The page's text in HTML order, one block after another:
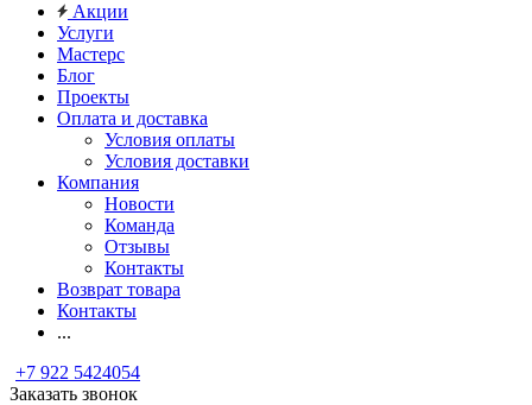
Акции
Услуги
Мастерс
Блог
Проекты
Оплата и доставка
Условия оплаты
Условия доставки
Компания
Новости
Команда
Отзывы
Контакты
Возврат товара
Контакты
...
+7 922 5424054
Заказать звонок